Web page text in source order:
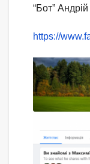
“Бот”
https://